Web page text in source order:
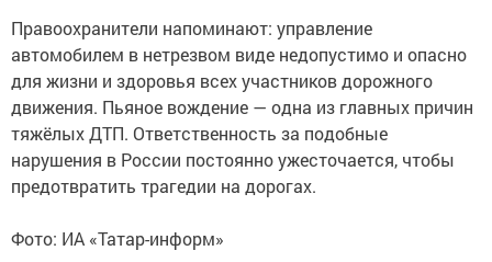
Правоохранители напоминают: управление
автомобилем в нетрезвом виде недопустимо и опасно
для жизни и здоровья всех участников дорожного
движения. Пьяное вождение — одна из главных причин
тяжёлых ДТП. Ответственность за подобные
нарушения в России постоянно ужесточается, чтобы
предотвратить трагедии на дорогах.
Фото: ИА «Татар-информ»